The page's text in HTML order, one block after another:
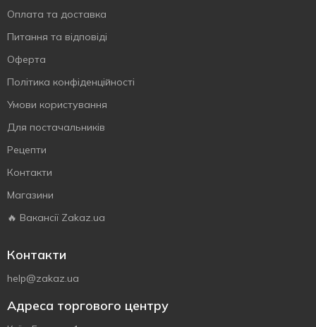
Оплата та доставка
Питання та відповіді
Оферта
Політика конфіденційності
Умови користування
Для постачальників
Рецепти
Контакти
Магазини
🔥 Вакансії Zakaz.ua
Контакти
help@zakaz.ua
Адреса торгового центру